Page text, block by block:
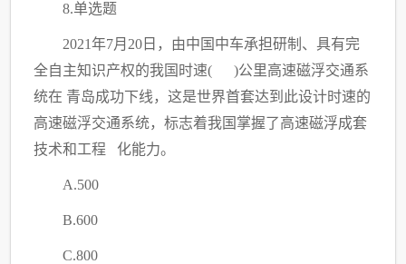
8.单选题
2021年7月20日，由中国中车承担研制、具有完
全自主知识产权的我国时速( )公里高速磁浮交通系
统在 青岛成功下线，这是世界首套达到此设计时速的
高速磁浮交通系统，标志着我国掌握了高速磁浮成套
技术和工程 化能力。
A.500
B.600
C.800